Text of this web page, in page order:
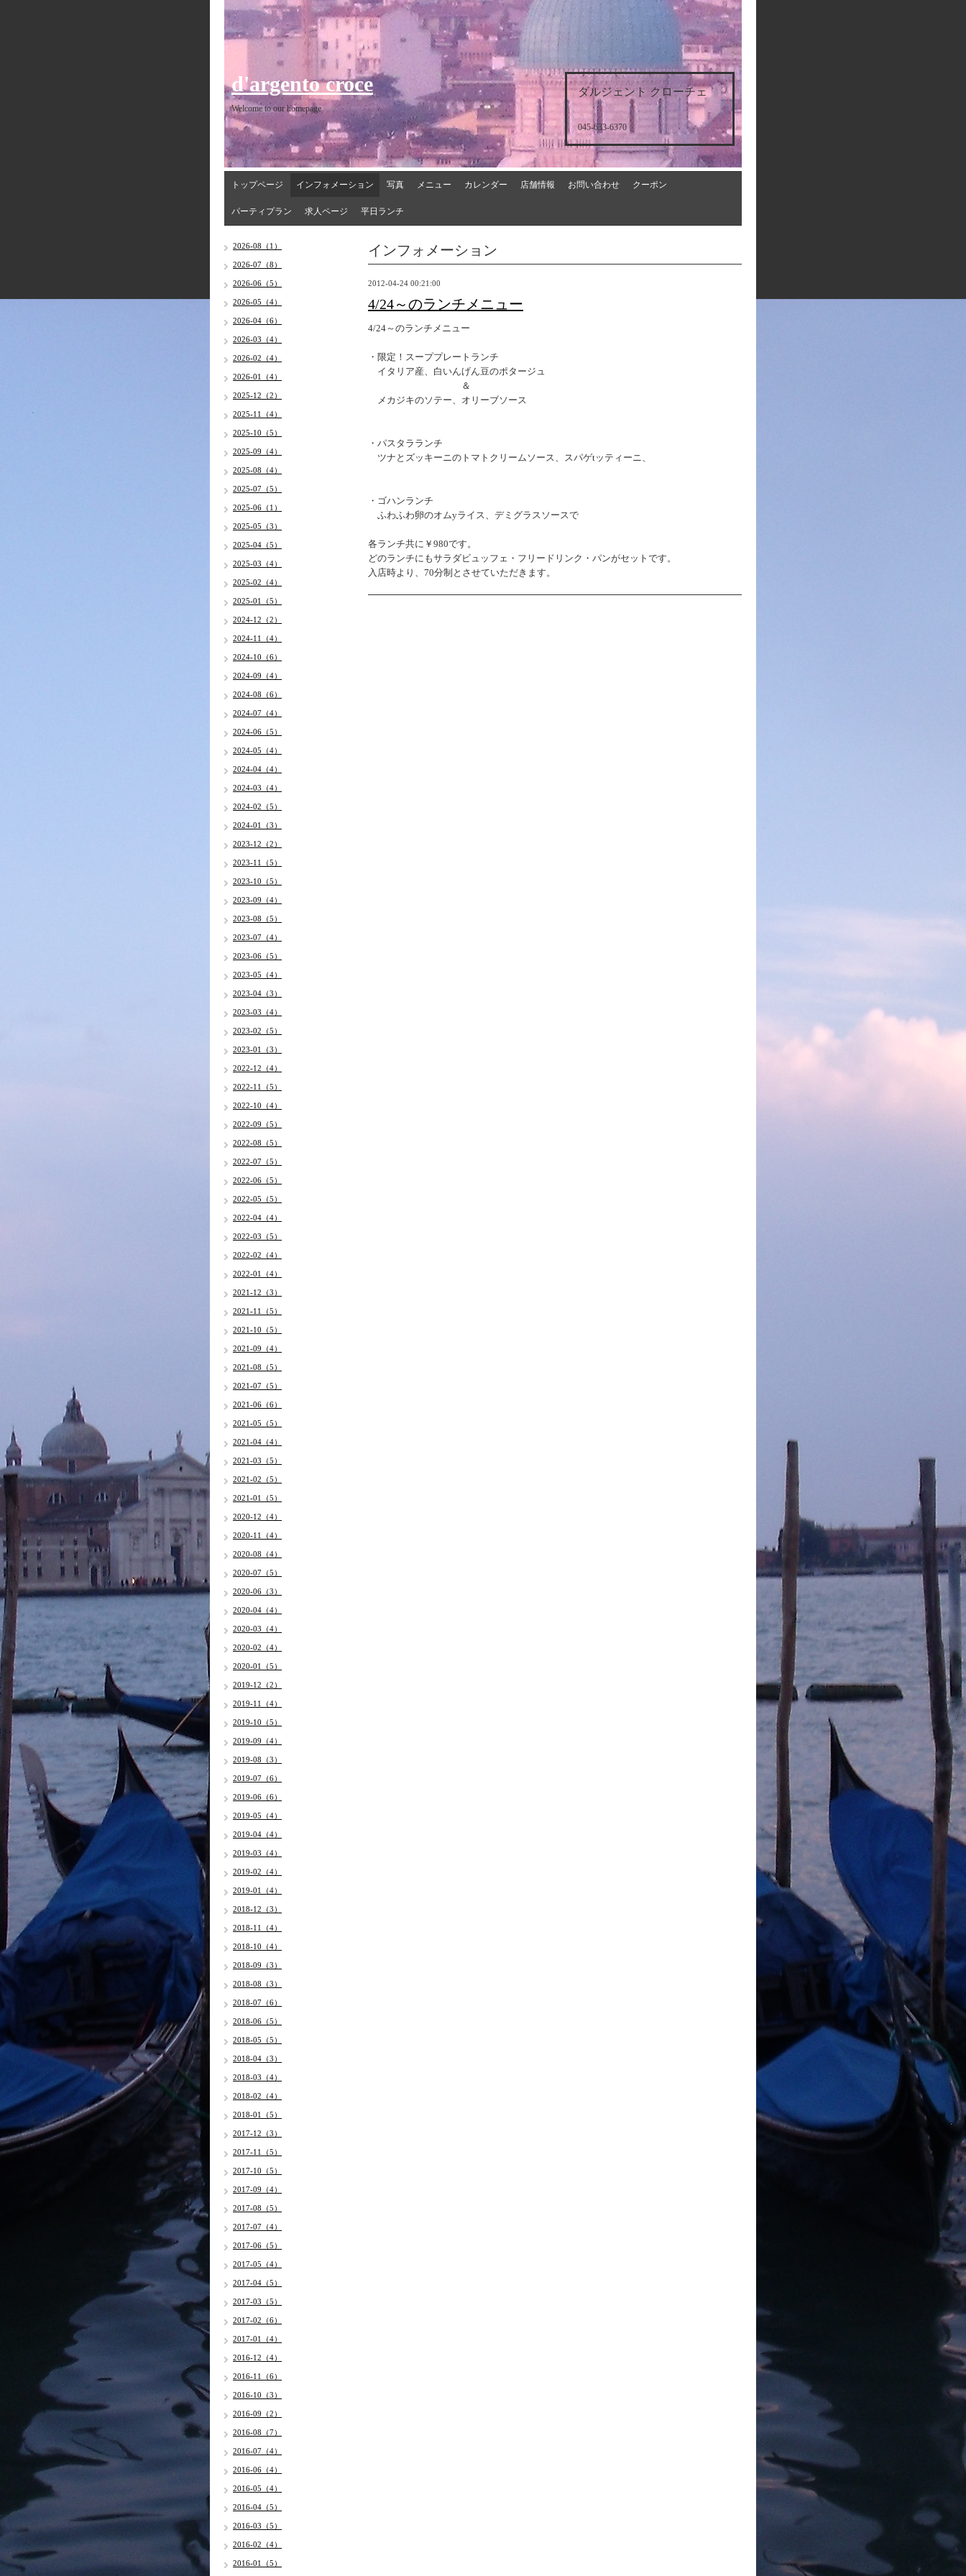
ダルジェント クローチェ
045-633-6370
d'argento croce
Welcome to our homepage
トップページ インフォメーション 写真 メニュー カレンダー 店舗情報 お問い合わせ クーポン
パーティプラン 求人ページ 平日ランチ
インフォメーション
2012-04-24 00:21:00
4/24～のランチメニュー
4/24～のランチメニュー
・限定！スーププレートランチ
イタリア産、白いんげん豆のポタージュ
＆
メカジキのソテー、オリーブソース
・パスタラランチ
ツナとズッキーニのトマトクリームソース、スパゲtッティーニ、
・ゴハンランチ
ふわふわ卵のオムyライス、デミグラスソースで
各ランチ共に￥980です。
どのランチにもサラダビュッフェ・フリードリンク・パンがセットです。
入店時より、70分制とさせていただきます。
2026-08（1）
2026-07（8）
2026-06（5）
2026-05（4）
2026-04（6）
2026-03（4）
2026-02（4）
2026-01（4）
2025-12（2）
2025-11（4）
2025-10（5）
2025-09（4）
2025-08（4）
2025-07（5）
2025-06（1）
2025-05（3）
2025-04（5）
2025-03（4）
2025-02（4）
2025-01（5）
2024-12（2）
2024-11（4）
2024-10（6）
2024-09（4）
2024-08（6）
2024-07（4）
2024-06（5）
2024-05（4）
2024-04（4）
2024-03（4）
2024-02（5）
2024-01（3）
2023-12（2）
2023-11（5）
2023-10（5）
2023-09（4）
2023-08（5）
2023-07（4）
2023-06（5）
2023-05（4）
2023-04（3）
2023-03（4）
2023-02（5）
2023-01（3）
2022-12（4）
2022-11（5）
2022-10（4）
2022-09（5）
2022-08（5）
2022-07（5）
2022-06（5）
2022-05（5）
2022-04（4）
2022-03（5）
2022-02（4）
2022-01（4）
2021-12（3）
2021-11（5）
2021-10（5）
2021-09（4）
2021-08（5）
2021-07（5）
2021-06（6）
2021-05（5）
2021-04（4）
2021-03（5）
2021-02（5）
2021-01（5）
2020-12（4）
2020-11（4）
2020-08（4）
2020-07（5）
2020-06（3）
2020-04（4）
2020-03（4）
2020-02（4）
2020-01（5）
2019-12（2）
2019-11（4）
2019-10（5）
2019-09（4）
2019-08（3）
2019-07（6）
2019-06（6）
2019-05（4）
2019-04（4）
2019-03（4）
2019-02（4）
2019-01（4）
2018-12（3）
2018-11（4）
2018-10（4）
2018-09（3）
2018-08（3）
2018-07（6）
2018-06（5）
2018-05（5）
2018-04（3）
2018-03（4）
2018-02（4）
2018-01（5）
2017-12（3）
2017-11（5）
2017-10（5）
2017-09（4）
2017-08（5）
2017-07（4）
2017-06（5）
2017-05（4）
2017-04（5）
2017-03（5）
2017-02（6）
2017-01（4）
2016-12（4）
2016-11（6）
2016-10（3）
2016-09（2）
2016-08（7）
2016-07（4）
2016-06（4）
2016-05（4）
2016-04（5）
2016-03（5）
2016-02（4）
2016-01（5）